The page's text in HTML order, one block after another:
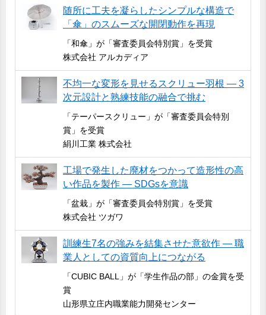
随所に工夫を凝らしたシンプルな構造で
「傘」のスムーズな開閉動作を再現
「和傘」が「審査委員会特別賞」を受賞
株式会社 アルカディア
不均一な変形を見せるスクリュー羽根 ― 3
次元設計と熟練技能の融合で挑む
「テーパースクリュー」が「審査委員会特別
賞」を受賞
絹川工業 株式会社
工場で発生した廃材をつかって造形性の高
い作品を製作 ― SDGsを意識
「盆栽」が「審査委員会特別賞」を受賞
株式会社 ツガワ
訓練生7名の強みを結集させた意欲作 ― 職
業人としての資質向上につながる
「CUBIC BALL」が「学生作品の部」の金賞を受
賞
山形県立庄内職業能力開発センター